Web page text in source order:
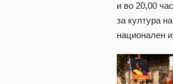
и во 20,00
за култура
национален